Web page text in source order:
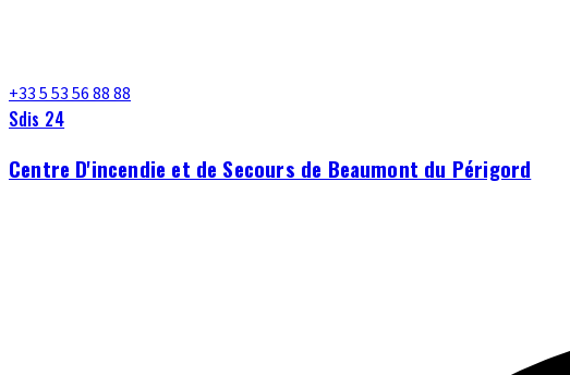
+33 5 53 56 88 88
Sdis 24
Centre D'incendie et de Secours de Beaumont du Périgord